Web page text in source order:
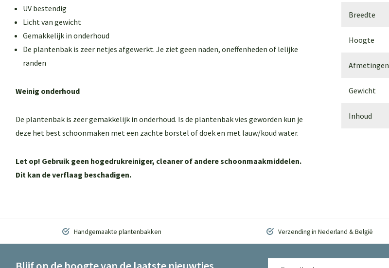
UV bestendig
Licht van gewicht
Gemakkelijk in onderhoud
De plantenbak is zeer netjes afgewerkt. Je ziet geen naden, oneffenheden of lelijke
randen
Weinig onderhoud
De plantenbak is zeer gemakkelijk in onderhoud. Is de plantenbak vies geworden kun je
deze het best schoonmaken met een zachte borstel of doek en met lauw/koud water.
Let op! Gebruik geen hogedrukreiniger, cleaner of andere schoonmaakmiddelen.
Dit kan de verflaag beschadigen.
Breedte
Hoogte
Afmetingen
Gewicht
Inhoud
Handgemaakte plantenbakken Verzending in Nederland & België